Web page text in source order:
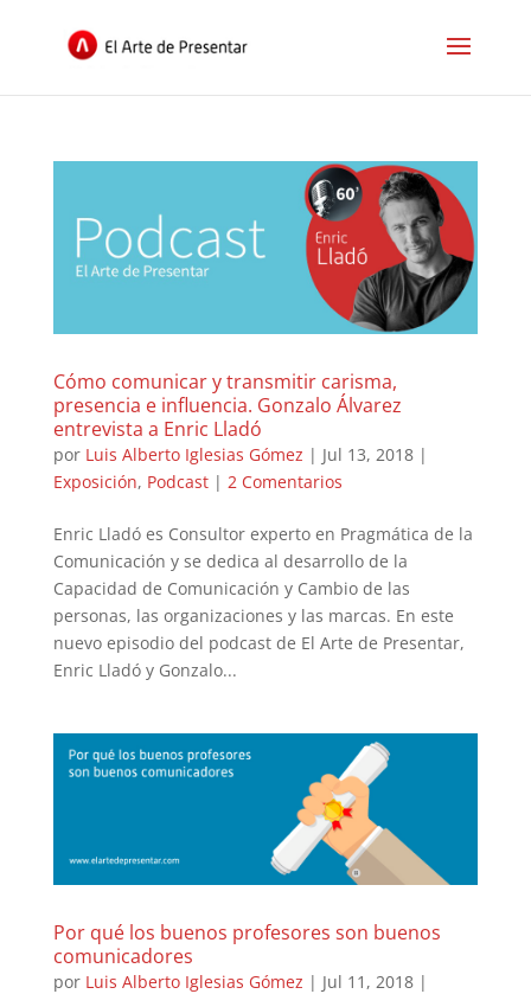
Cómo comunicar y transmitir carisma,
presencia e influencia. Gonzalo Álvarez
entrevista a Enric Lladó
por Luis Alberto Iglesias Gómez | Jul 13, 2018|
Exposición, Podcast| 2 Comentarios
Enric Lladó es Consultor experto en Pragmática de la
Comunicación y se dedica al desarrollo de la
Capacidad de Comunicación y Cambio de las
personas, las organizaciones y las marcas. En este
nuevo episodio del podcast de El Arte de Presentar,
Enric Lladó y Gonzalo...
Por qué los buenos profesores son buenos
comunicadores
por Luis Alberto Iglesias Gómez | Jul 11, 2018|